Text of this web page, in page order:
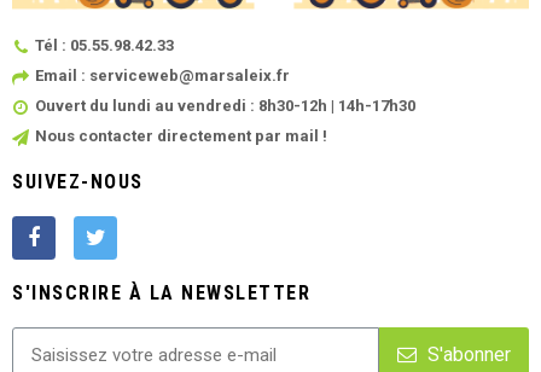
Tél : 05.55.98.42.33
Email : serviceweb@marsaleix.fr
Ouvert du lundi au vendredi : 8h30-12h | 14h-17h30
Nous contacter directement par mail !
SUIVEZ-NOUS
S'INSCRIRE À LA NEWSLETTER
S'abonner